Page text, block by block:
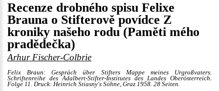
Recenze drobného spisu Felixe
Brauna o Stifterově povídce Z
kroniky našeho rodu (Paměti mého
pradědečka)
Arhur Fischer-Colbrie
Felix Braun: Gespräch über Stifters Mappe meines Urgroßvaters.
Schriftenreihe des Adalbert-Stifter-Institutes des Landes Oberösterreich.
Folge 11. Druck: Heinrich Stiasny's Söhne, Graz 1958. 28 Seiten.